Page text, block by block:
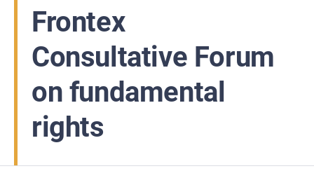
Frontex
Consultative Forum
on fundamental
rights